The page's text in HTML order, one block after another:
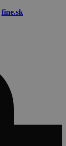
fine.sk